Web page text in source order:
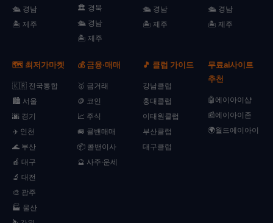
🛳️ 경남
🏝️ 제주
🏛️ 경북
🛳️ 경남
🏝️ 제주
🛳️ 경남
🏝️ 제주
🛳️ 경남
🏝️ 제주
🗺️ 최저가마켓
🇰🇷 전국통합
🏙️ 서울
🌆 경기
✈️ 인천
🌊 부산
🍎 대구
🔬 대전
🎨 광주
🏭 울산
💰 금융·매매
🥇 금거래
🪙 코인
📈 주식
🚐 콜밴매매
📦 콜밴이사
🔮 사주·운세
🎵 클럽 가이드
강남클럽
홍대클럽
이태원클럽
부산클럽
대구클럽
무료ai사이트
추천
🤖에이아이샵
📰에이아이존
🌍월드에이아이